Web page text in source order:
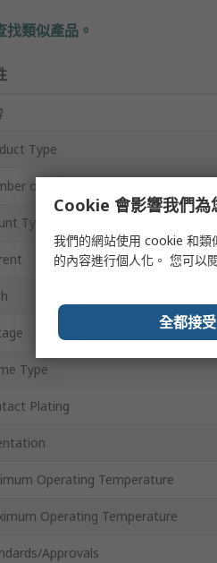
類似產品。
Type
of Contacts
Type
Type
Plating
Operating Temperature
Operating Temperature
Approvals
Cookie 會影響我們為
我們的網站使用 cookie 和類
的內容進行個人化。 您可以
全都接受